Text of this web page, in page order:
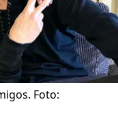
Foto: